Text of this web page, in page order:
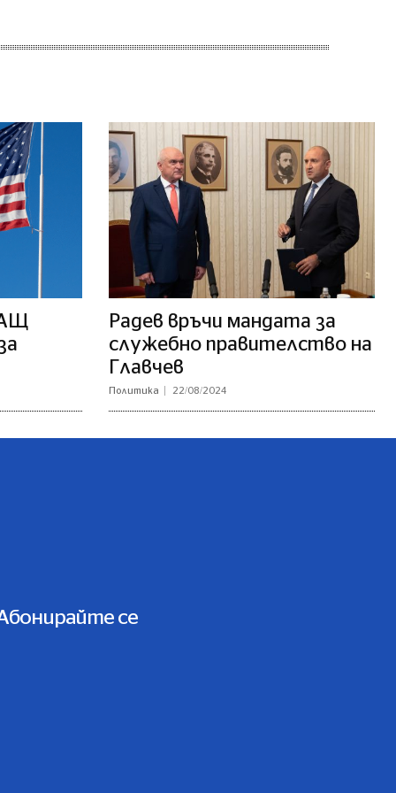
Радев връчи мандата за
служебно правителство на
Главчев
Политика 22/08/2024
се